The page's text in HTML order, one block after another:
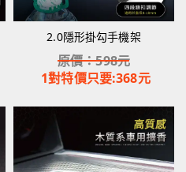
2.0隱形掛勾手機架
原價：598元
1對特價只要:368元